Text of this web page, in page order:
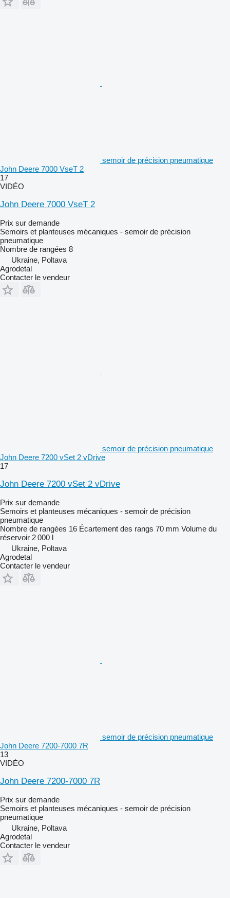
semoir de précision pneumatique
John Deere 7000 VseT 2
17
VIDÉO
John Deere 7000 VseT 2
Prix sur demande
Semoirs et planteuses mécaniques - semoir de précision
pneumatique
Nombre de rangées 8
Ukraine, Poltava
Agrodetal
Contacter le vendeur
semoir de précision pneumatique
John Deere 7200 vSet 2 vDrive
17
John Deere 7200 vSet 2 vDrive
Prix sur demande
Semoirs et planteuses mécaniques - semoir de précision
pneumatique
Nombre de rangées 16 Écartement des rangs 70 mm Volume du
réservoir 2 000 l
Ukraine, Poltava
Agrodetal
Contacter le vendeur
semoir de précision pneumatique
John Deere 7200-7000 7R
13
VIDÉO
John Deere 7200-7000 7R
Prix sur demande
Semoirs et planteuses mécaniques - semoir de précision
pneumatique
Ukraine, Poltava
Agrodetal
Contacter le vendeur